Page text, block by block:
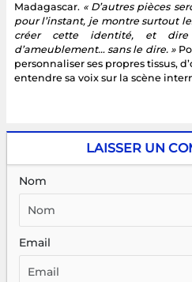
Madagascar. « D’autres pièces
pour l’instant, je montre surtout
créer cette identité, et
d’ameublement… sans le dire. »
personnaliser ses propres tissus,
entendre sa voix sur la scène
LAISSER UN
Nom
Email